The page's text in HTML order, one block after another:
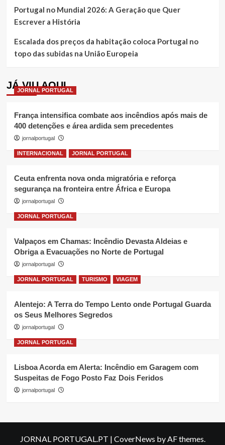
Portugal no Mundial 2026: A Geração que Quer
Escrever a História
Escalada dos preços da habitação coloca Portugal no
topo das subidas na União Europeia
JÁ VIU AQUI
JORNAL PORTUGAL
França intensifica combate aos incêndios após mais de
400 detenções e área ardida sem precedentes
jornalportugal
INTERNACIONAL JORNAL PORTUGAL
Ceuta enfrenta nova onda migratória e reforça
segurança na fronteira entre África e Europa
jornalportugal
JORNAL PORTUGAL
Valpaços em Chamas: Incêndio Devasta Aldeias e
Obriga a Evacuações no Norte de Portugal
jornalportugal
JORNAL PORTUGAL TURISMO VIAGEM
Alentejo: A Terra do Tempo Lento onde Portugal Guarda
os Seus Melhores Segredos
jornalportugal
JORNAL PORTUGAL
Lisboa Acorda em Alerta: Incêndio em Garagem com
Suspeitas de Fogo Posto Faz Dois Feridos
jornalportugal
JORNAL PORTUGAL.PT | CoverNews by AF themes.